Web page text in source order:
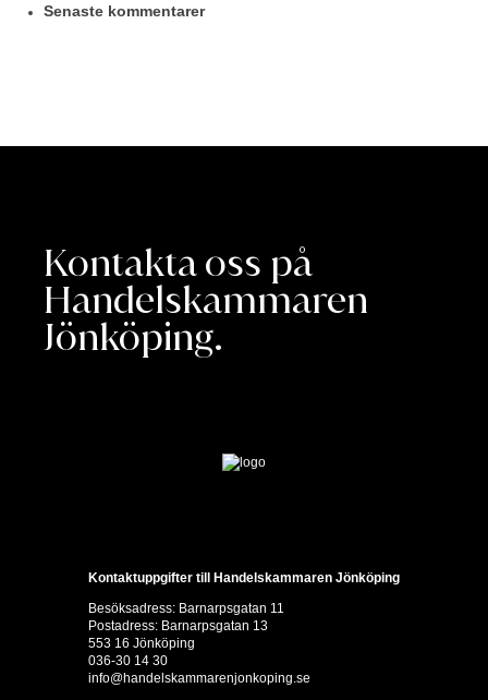
Senaste kommentarer
Kontakta oss på
Handelskammaren
Jönköping.
Kontaktuppgifter till Handelskammaren Jönköping
Besöksadress: Barnarpsgatan 11
Postadress: Barnarpsgatan 13
553 16 Jönköping
036-30 14 30
info@handelskammarenjonkoping.se